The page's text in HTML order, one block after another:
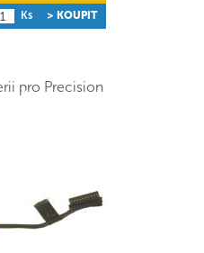
Ks > KOUPIT
pro Precision